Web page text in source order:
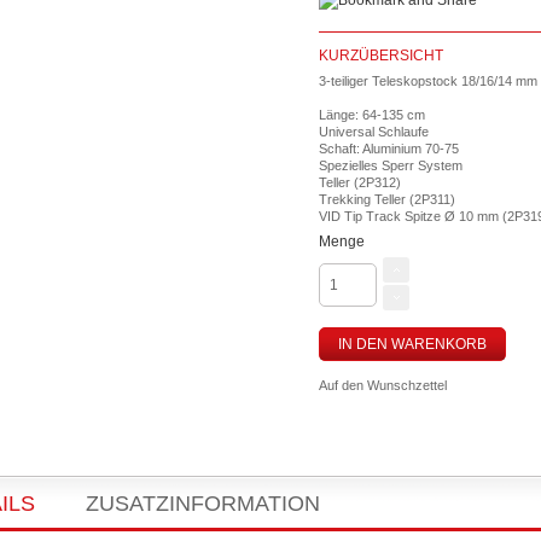
KURZÜBERSICHT
3-teiliger Teleskopstock 18/16/14 mm
Länge: 64-135 cm
Universal Schlaufe
Schaft: Aluminium 70-75
Spezielles Sperr System
Teller (2P312)
Trekking Teller (2P311)
VID Tip Track Spitze Ø 10 mm
Menge
IN DEN WARENKORB
Auf den Wunschzettel
ZUSATZINFORMATION